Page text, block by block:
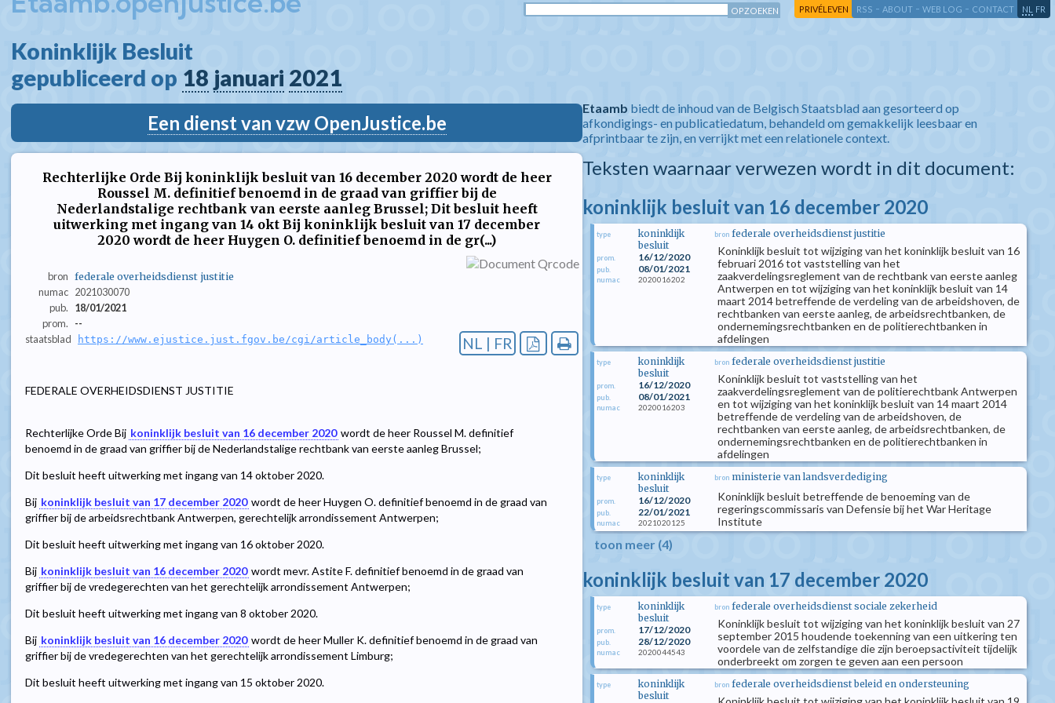
PRIVÉLEVEN RSS - ABOUT - WEB LOG - CONTACT NL FR
Koninklijk Besluit
gepubliceerd op 18 januari 2021
Een dienst van vzw OpenJustice.be
Rechterlijke Orde Bij koninklijk besluit van 16 december 2020 wordt de heer
Roussel M. definitief benoemd in de graad van griffier bij de
Nederlandstalige rechtbank van eerste aanleg Brussel; Dit besluit heeft
uitwerking met ingang van 14 okt Bij koninklijk besluit van 17 december
2020 wordt de heer Huygen O. definitief benoemd in de gr(...)
bron federale overheidsdienst justitie
numac 2021030070
pub.
18/01/2021
prom.
--
staatsblad
https://www.ejustice.just.fgov.be/cgi/article_body(...) NL | FR
FEDERALE OVERHEIDSDIENST JUSTITIE
Rechterlijke Orde Bij koninklijk besluit van 16 december 2020 wordt de heer Roussel M. definitief
benoemd in de graad van griffier bij de Nederlandstalige rechtbank van eerste aanleg Brussel;
Dit besluit heeft uitwerking met ingang van 14 oktober 2020.
Bij koninklijk besluit van 17 december 2020 wordt de heer Huygen O. definitief benoemd in de graad van
griffier bij de arbeidsrechtbank Antwerpen, gerechtelijk arrondissement Antwerpen;
Dit besluit heeft uitwerking met ingang van 16 oktober 2020.
Bij koninklijk besluit van 16 december 2020 wordt mevr. Astite F. definitief benoemd in de graad van
griffier bij de vredegerechten van het gerechtelijk arrondissement Antwerpen;
Dit besluit heeft uitwerking met ingang van 8 oktober 2020.
Bij koninklijk besluit van 16 december 2020 wordt de heer Muller K. definitief benoemd in de graad van
griffier bij de vredegerechten van het gerechtelijk arrondissement Limburg;
Dit besluit heeft uitwerking met ingang van 15 oktober 2020.
Etaamb biedt de inhoud van de Belgisch Staatsblad aan gesorteerd op
afkondigings- en publicatiedatum, behandeld om gemakkelijk leesbaar en
afprintbaar te zijn, en verrijkt met een relationele context.
Teksten waarnaar verwezen wordt in dit document:
koninklijk besluit van 16 december 2020
type
koninklijk
besluit
prom. 16/12/2020
pub. 08/01/2021
numac 2020016202
bron federale overheidsdienst justitie
Koninklijk besluit tot wijziging van het koninklijk besluit van 16
februari 2016 tot vaststelling van het
zaakverdelingsreglement van de rechtbank van eerste aanleg
Antwerpen en tot wijziging van het koninklijk besluit van 14
maart 2014 betreffende de verdeling van de arbeidshoven, de
rechtbanken van eerste aanleg, de arbeidsrechtbanken, de
ondernemingsrechtbanken en de politierechtbanken in
afdelingen
type
koninklijk
besluit
prom. 16/12/2020
pub. 08/01/2021
numac 2020016203
bron federale overheidsdienst justitie
Koninklijk besluit tot vaststelling van het
zaakverdelingsreglement van de politierechtbank Antwerpen
en tot wijziging van het koninklijk besluit van 14 maart 2014
betreffende de verdeling van de arbeidshoven, de
rechtbanken van eerste aanleg, de arbeidsrechtbanken, de
ondernemingsrechtbanken en de politierechtbanken in
afdelingen
type
koninklijk
besluit
prom. 16/12/2020
pub. 22/01/2021
numac 2021020125
bron ministerie van landsverdediging
Koninklijk besluit betreffende de benoeming van de
regeringscommissaris van Defensie bij het War Heritage
Institute
toon meer (4)
koninklijk besluit van 17 december 2020
type
koninklijk
besluit
prom. 17/12/2020
pub. 28/12/2020
numac 2020044543
bron federale overheidsdienst sociale zekerheid
Koninklijk besluit tot wijziging van het koninklijk besluit van 27
september 2015 houdende toekenning van een uitkering ten
voordele van de zelfstandige die zijn beroepsactiviteit tijdelijk
onderbreekt om zorgen te geven aan een persoon
type
koninklijk
besluit
bron federale overheidsdienst beleid en ondersteuning